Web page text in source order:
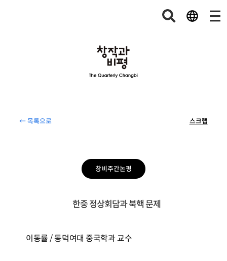
← 목록으로 스크랩
창비주간논평
한중 정상회담과 북핵 문제
이동률 / 동덕여대 중국학과 교수